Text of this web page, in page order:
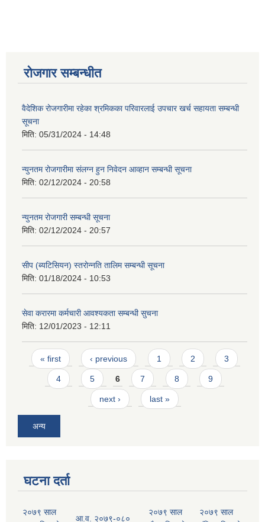
रोजगार सम्बन्धीत
वैदेशिक रोजगारीमा रहेका श्रमिकका परिवारलाई उपचार खर्च सहायता सम्बन्धी
सूचना
मिति: 05/31/2024 - 14:48
न्युनतम रोजगारीमा संलग्न हुन निवेदन आव्हान सम्बन्धी सूचना
मिति: 02/12/2024 - 20:58
न्युनतम रोजगारी सम्बन्धी सूचना
मिति: 02/12/2024 - 20:57
सीप (ब्यटिसियन) स्तरोन्नति तालिम सम्बन्धी सूचना
मिति: 01/18/2024 - 10:53
सेवा करारमा कर्मचारी आवश्यकता सम्बन्धी सुचना
मिति: 12/01/2023 - 12:11
Pages
« first ‹ previous 1 2 3
4 5 6 7 8 9
next › last »
अन्य
घटना दर्ता
२०७९ साल
आ.व. २०७९-०८०
२०७९ साल
२०७९ साल